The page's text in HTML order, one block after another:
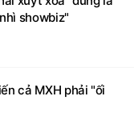
showbiz"
cả MXH phải "ối